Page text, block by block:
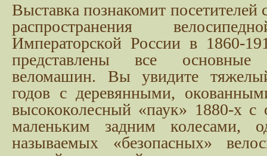
Выставка познакомит посетителей
распространения
Императорской России в 1860-
представлены все
веломашин. Вы увидите
годов с деревянными,
высококолесный «паук» 1880-х
маленьким задним колесами,
называемых «безопасных»